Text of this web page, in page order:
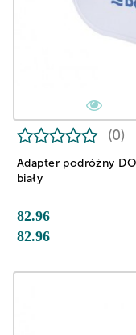
Adapter podróżny
biały
(0)
82.96
82.96